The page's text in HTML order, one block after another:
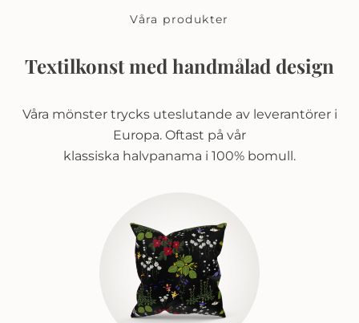
Våra produkter
Textilkonst med handmålad design
Våra mönster trycks uteslutande av leverantörer i
Europa. Oftast på vår
klassiska halvpanama i 100% bomull.